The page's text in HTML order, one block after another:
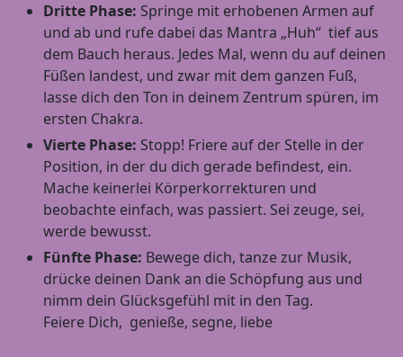
Dritte Phase: Springe mit erhobenen Armen auf
und ab und rufe dabei das Mantra „Huh“ tief aus
dem Bauch heraus. Jedes Mal, wenn du auf deinen
Füßen landest, und zwar mit dem ganzen Fuß,
lasse dich den Ton in deinem Zentrum spüren, im
ersten Chakra.
Vierte Phase: Stopp! Friere auf der Stelle in der
Position, in der du dich gerade befindest, ein.
Mache keinerlei Körperkorrekturen und
beobachte einfach, was passiert. Sei zeuge, sei,
werde bewusst.
Fünfte Phase: Bewege dich, tanze zur Musik,
drücke deinen Dank an die Schöpfung aus und
nimm dein Glücksgefühl mit in den Tag.
Feiere Dich, genieße, segne, liebe